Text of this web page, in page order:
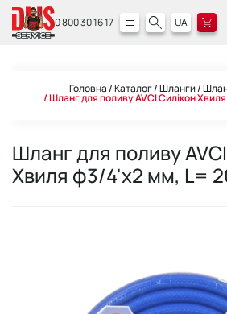
0 800 30 16 17 UA
Головна Каталог Шланги
Шланг для поливу AVCI Силікон
Шланг для поливу
Хвиля ф3/4'x2 мм, L=